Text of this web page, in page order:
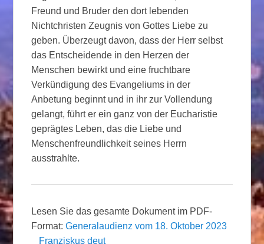
Freund und Bruder den dort lebenden
Nichtchristen Zeugnis von Gottes Liebe zu
geben. Überzeugt davon, dass der Herr selbst
das Entscheidende in den Herzen der
Menschen bewirkt und eine fruchtbare
Verkündigung des Evangeliums in der
Anbetung beginnt und in ihr zur Vollendung
gelangt, führt er ein ganz von der Eucharistie
geprägtes Leben, das die Liebe und
Menschenfreundlichkeit seines Herrn
ausstrahlte.
Lesen Sie das gesamte Dokument im PDF-
Format:Generalaudienz vom 18. Oktober 2023
_ Franziskus deut